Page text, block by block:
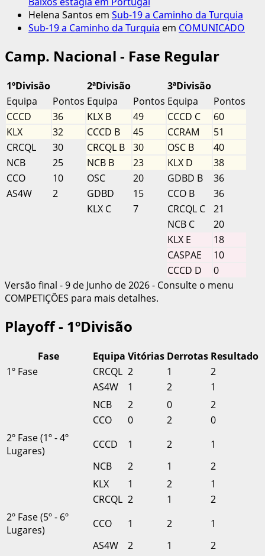
Helena Santos em Sub-19 a Caminho da Turquia
Sub-19 a Caminho da Turquia em COMUNICADO
Camp. Nacional - Fase Regular
1ºDivisão 2ªDivisão
3ªDivisão
Equipa
Pontos Equipa Pontos Equipa
Pontos
CCCD
36 KLX B 49 CCCD C
60
KLX
32 CCCD B 45 CCRAM
51
CRCQL
30 CRCQL B 30 OSC B
40
NCB
25 NCB B 23 KLX D
38
CCO
10 OSC 20 GDBD B
36
AS4W
2 GDBD 15 CCO B
36
KLX C
7 CRCQL C
21
NCB C
20
KLX E
18
CASPAE
10
CCCD D
0
Versão final - 9 de Junho de 2026 - Consulte o menu
COMPETIÇÕES para mais detalhes.
Playoff - 1ºDivisão
Fase Equipa Vitórias Derrotas Resultado
1º Fase
CRCQL 2 1
2
AS4W
1 2
1
NCB
2 0
2
CCO
0 2
0
2º Fase (1º - 4º
Lugares)
CCCD 1 2
1
NCB
2 1
2
KLX
1 2
1
CRCQL 2 1
2
2º Fase (5º - 6º
Lugares)
CCO 1 2
1
AS4W
2 1
2